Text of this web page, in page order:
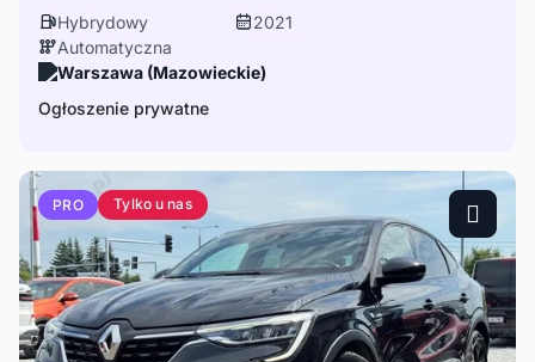
Hybrydowy
2021
Automatyczna
Warszawa (Mazowieckie)
Ogłoszenie prywatne
PRO Tylko u nas